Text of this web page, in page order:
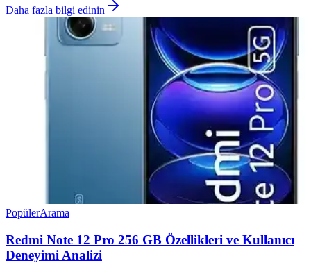
Daha fazla bilgi edinin
PopülerArama
Redmi Note 12 Pro 256 GB Özellikleri ve Kullanıcı
Deneyimi Analizi